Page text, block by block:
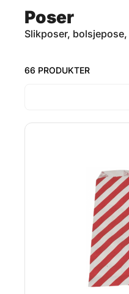
Poser
Slikposer,
66 PRODUKTER